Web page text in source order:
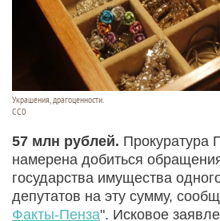
Украшения, драгоценности.
CC0
57 млн рублей. Прокуратура
намерена добиться
государства имущества
депутатов на эту сумму,
Факты-Пенза". Исковое